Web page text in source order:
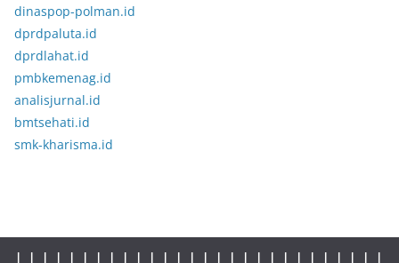
dinaspop-polman.id
dprdpaluta.id
dprdlahat.id
pmbkemenag.id
analisjurnal.id
bmtsehati.id
smk-kharisma.id
| | | | | | | | | | | | | | | | | | | | | | | | | | | |